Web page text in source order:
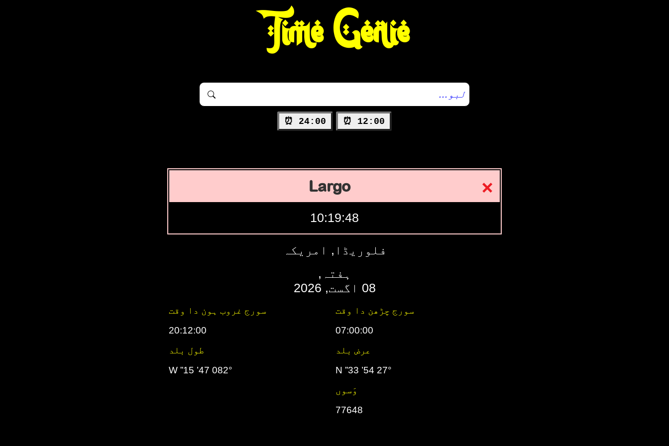
Time Genie
12:00 ⏰
24:00 ⏰
Largo
10:19:49
فلوریڈا, امریکہ
ہفتہ,
08 اگست, 2026
سورج چڑھن دا وقت
سورج غروب ہون دا وقت
07:00:00
20:12:00
عرض بلد
طول بلد
27° 54’ 33” N
082° 47’ 15” W
وَسوں
77648